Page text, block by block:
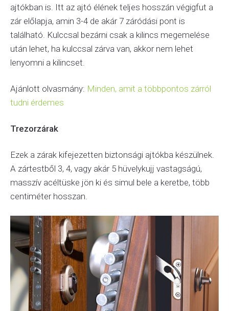
ajtókban is. Itt az ajtó élének teljes hosszán végigfut a
zár előlapja, amin 3-4 de akár 7 záródási pont is
található. Kulccsal bezárni csak a kilincs megemelése
után lehet, ha kulccsal zárva van, akkor nem lehet
lenyomni a kilincset.
Ajánlott olvasmány: Minden, amit a többpontos zárról
tudni érdemes
Trezorzárak
Ezek a zárak kifejezetten biztonsági ajtókba készülnek.
A zártestből 3, 4, vagy akár 5 hüvelykujj vastagságú,
masszív acéltüske jön ki és simul bele a keretbe, több
centiméter hosszan.